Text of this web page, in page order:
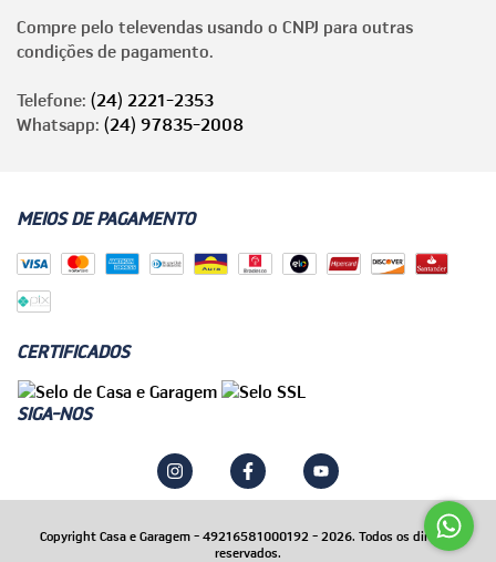
Compre pelo televendas usando o CNPJ para outras
condições de pagamento.
Telefone: (24) 2221-2353
Whatsapp: (24) 97835-2008
MEIOS DE PAGAMENTO
CERTIFICADOS
SIGA-NOS
Copyright Casa e Garagem - 49216581000192 - 2026. Todos os direitos
reservados.